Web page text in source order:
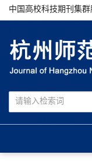
中国高校科技期刊集群